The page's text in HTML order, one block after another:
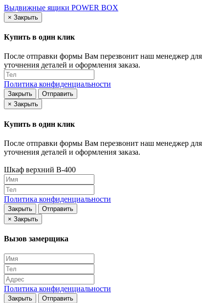
Выдвижные ящики POWER BOX
× Закрыть
Купить в один клик
После отправки формы Вам перезвонит наш менеджер для
уточнения деталей и оформления заказа.
Политика конфиденциальности
Закрыть
Отправить
× Закрыть
Купить в один клик
После отправки формы Вам перезвонит наш менеджер для
уточнения деталей и оформления заказа.
Шкаф верхний В-400
Политика конфиденциальности
Закрыть
Отправить
× Закрыть
Вызов замерщика
Политика конфиденциальности
Закрыть Отправить